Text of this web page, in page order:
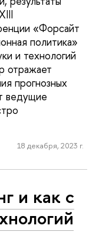
«Форсайт
политика»
и технологий
отражает
прогнозных
ведущие
18 декабря, 2023 г.
и как с